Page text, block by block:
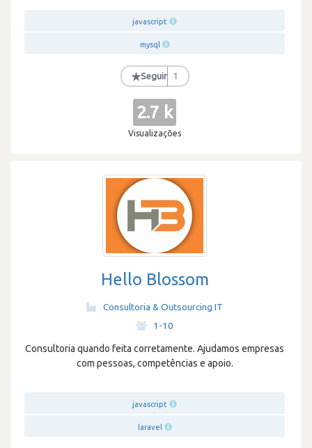
javascript
mysql
★Seguir 1
2.7 k
Visualizações
Hello Blossom
Consultoria & Outsourcing IT
1-10
Consultoria quando feita corretamente. Ajudamos empresas
com pessoas, competências e apoio.
javascript
laravel